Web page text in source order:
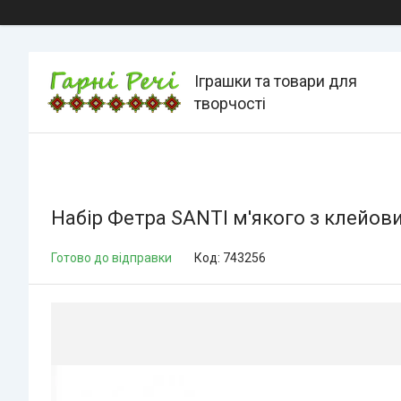
Іграшки та товари для
творчості
Набір Фетра SANTI м'якого з
Готово до відправки Код: 743256